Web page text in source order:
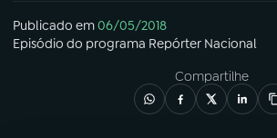
Publicado em06/05/2018
Episódio do programa Repórter Nacional
Compartilhe